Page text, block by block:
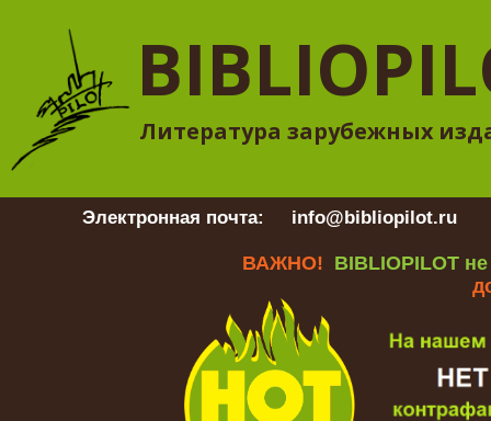
Литература зарубежных
Электронная почта: info@bibliopilot.ru
ВАЖНО! BIBLIOPILOT